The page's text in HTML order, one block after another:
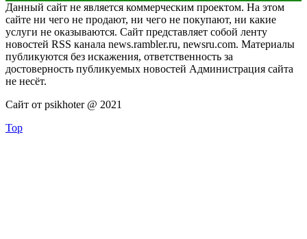
Данный сайт не является коммерческим проектом. На этом
сайте ни чего не продают, ни чего не покупают, ни какие
услуги не оказываются. Сайт представляет собой ленту
новостей RSS канала news.rambler.ru, newsru.com. Материалы
публикуются без искажения, ответственность за
достоверность публикуемых новостей Администрация сайта
не несёт.
Сайт от psikhoter @ 2021
Top